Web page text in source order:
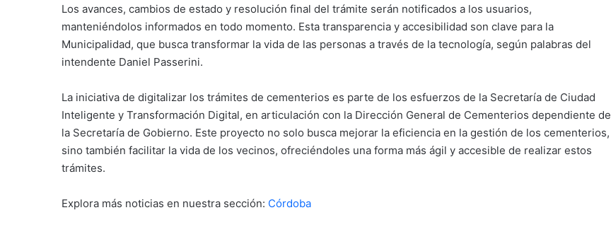
Los avances, cambios de estado y resolución final del trámite serán notificados a los usuarios,
manteniéndolos informados en todo momento. Esta transparencia y accesibilidad son clave para la
Municipalidad, que busca transformar la vida de las personas a través de la tecnología, según palabras del
intendente Daniel Passerini.
La iniciativa de digitalizar los trámites de cementerios es parte de los esfuerzos de la Secretaría de Ciudad
Inteligente y Transformación Digital, en articulación con la Dirección General de Cementerios dependiente de
la Secretaría de Gobierno. Este proyecto no solo busca mejorar la eficiencia en la gestión de los cementerios,
sino también facilitar la vida de los vecinos, ofreciéndoles una forma más ágil y accesible de realizar estos
trámites.
Explora más noticias en nuestra sección: Córdoba